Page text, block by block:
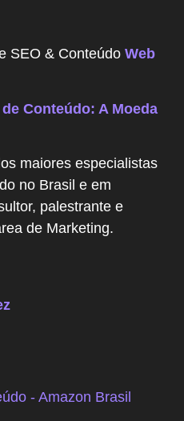
SEO & Conteúdo Web
Conteúdo: A Moeda
maiores especialistas
no Brasil e em
palestrante e
de Marketing.
- Amazon Brasil